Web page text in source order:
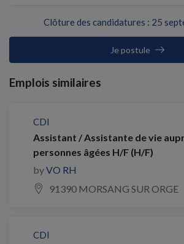
Clôture des candidatures : 25
Je postule
Emplois similaires
CDI
Assistant / Assistante de vie
personnes âgées H/F (H/F)
byVO RH
91390 MORSANG SUR ORGE
CDI